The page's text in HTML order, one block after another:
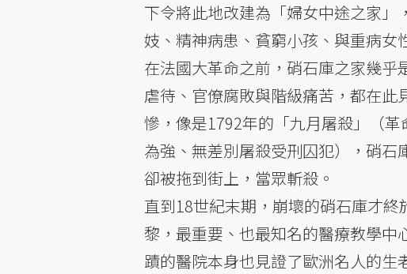
下令將此地改建為「婦女中途之家
妓、精神病患、貧窮小孩、與重病女
在法國大革命之前，硝石庫之家幾乎
虐待、官僚腐敗與階級痛苦，都在
慘，像是1792年的「九月屠殺」（
為強、無差別屠殺受刑囚犯），硝
卻被拖到街上，當眾斬殺。
直到18世紀末期，崩壞的硝石庫才
黎，最重要、也最知名的醫療教學
蹟的醫院本身也見證了歐洲名人的